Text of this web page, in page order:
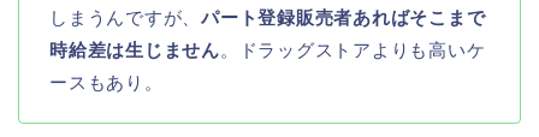
しまうんですが、パート登録販売者あればそこまで
時給差は生じません。ドラッグストアよりも高いケ
ースもあり。